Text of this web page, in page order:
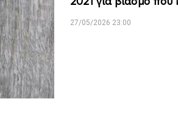
27/05/2026 23:00